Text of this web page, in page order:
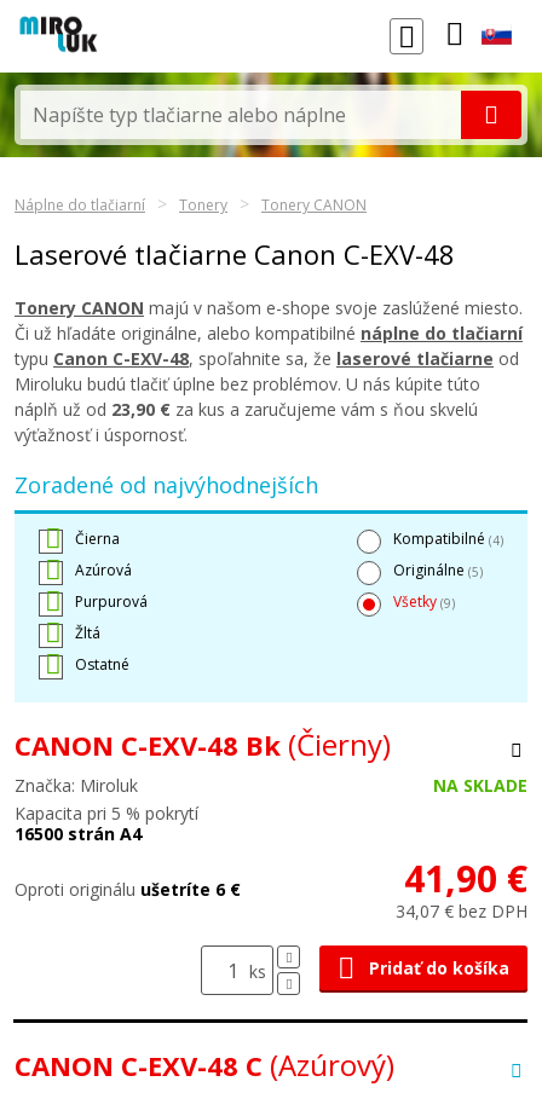
Náplne do tlačiarní Tonery Tonery CANON
Laserové tlačiarne Canon C-EXV-48
Tonery CANON majú v našom e-shope svoje zaslúžené miesto.
Či už hľadáte originálne, alebo kompatibilné náplne do tlačiarní
typu Canon C-EXV-48, spoľahnite sa, že laserové tlačiarne od
Miroluku budú tlačiť úplne bez problémov. U nás kúpite túto
náplň už od 23,90 € za kus a zaručujeme vám s ňou skvelú
výťažnosť i úspornosť.
Zoradené od najvýhodnejších
Čierna
Azúrová
Purpurová
Žltá
Ostatné
Kompatibilné (4)
Originálne (5)
Všetky (9)
CANON C-EXV-48 Bk (Čierny)
Značka: Miroluk
NA SKLADE
Kapacita pri 5 % pokrytí
16500 strán A4
Oproti originálu ušetríte 6 € 41,90 €
34,07 € bez DPH
ks Pridať do košíka
CANON C-EXV-48 C (Azúrový)